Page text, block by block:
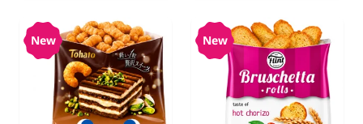
New New